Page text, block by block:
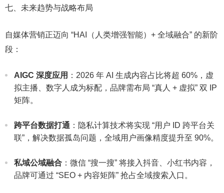
七、未来趋势与战略布局​
自媒体营销正迈向 “HAI（人类增强智能）+ 全域融合” 的新阶
段：​
AIGC 深度应用 ：2026 年 AI 生成内容占比将超 60%，虚
拟主播、数字人成为标配，品牌需布局 “真人 + 虚拟” 双 IP
矩阵。​
跨平台数据打通 ：隐私计算技术将实现 “用户 ID 跨平台关
联”，解决数据孤岛问题，全域用户画像精度提升至 90%。​
私域公域融合 ：微信 “搜一搜” 将接入抖音、小红书内容，
品牌可通过 “SEO + 内容矩阵” 抢占全域搜索入口。​